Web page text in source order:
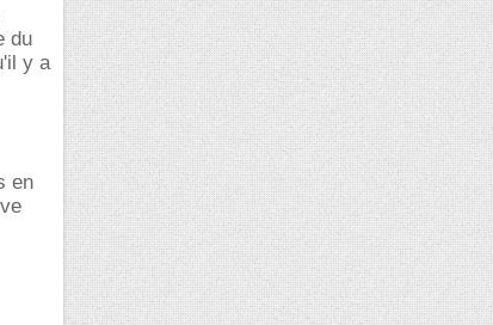
du
y a
en